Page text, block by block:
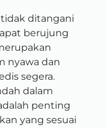
ditangani
berujung
nyawa dan
segera.
dalam
penting
yang sesuai